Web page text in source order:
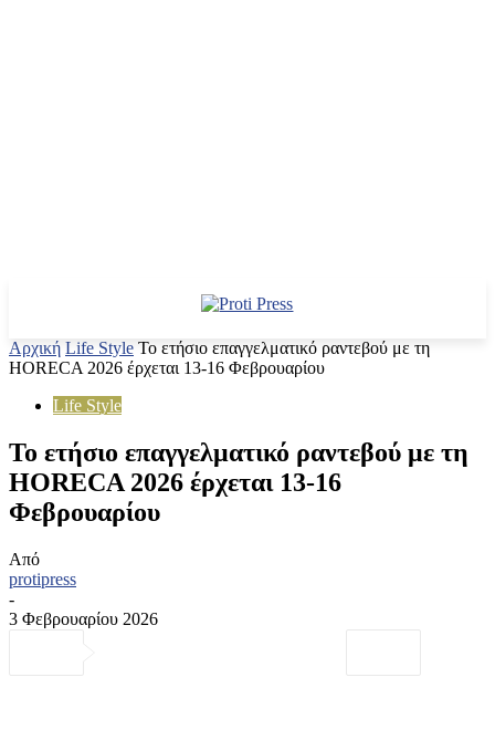
Αρχική Life Style Το ετήσιο επαγγελματικό ραντεβού με τη
HORECA 2026 έρχεται 13-16 Φεβρουαρίου
Life Style
Το ετήσιο επαγγελματικό ραντεβού με τη
HORECA 2026 έρχεται 13-16
Φεβρουαρίου
Από
protipress
-
3 Φεβρουαρίου 2026